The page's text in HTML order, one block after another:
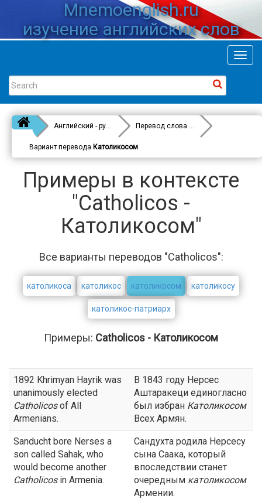
Mnemoenglish.ru
изучение английских слов
Английский - русский Перевод слова
Catholicos
Вариант перевода Католикосом
Примеры в контексте
"Catholicos -
Католикосом"
Все варианты переводов "Catholicos":
католикоса католикос католикосом католикосу
католикос-патриарх
Примеры: Catholicos - Католикосом
1892 Khrimyan Hayrik was
unanimously elected
Catholicosof All
Armenians.
В 1843 году Нерсес
Аштаракеци единогласно
был избран Католикосом
Всех Армян.
Sanducht bore Nerses a
son called Sahak, who
would become another
Catholicosin Armenia.
Сандухта родила Нерсесу
сына Саака, который
впоследствии станет
очередным католикосом
Армении.